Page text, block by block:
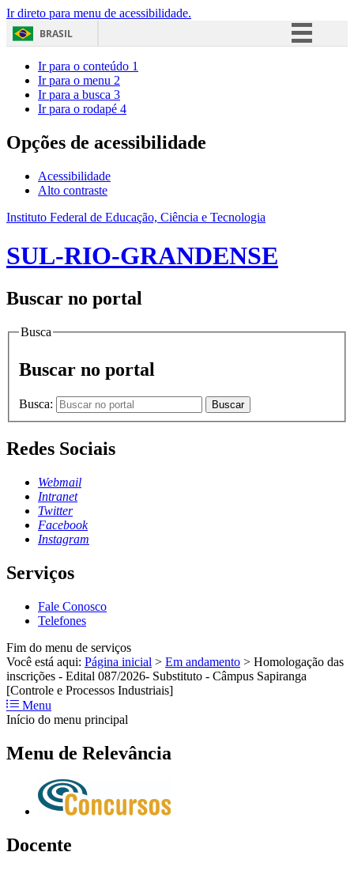
Ir direto para menu de acessibilidade.
BRASIL
Acesso à informação
Ir para o conteúdo 1
Ir para o menu 2
Ir para a busca 3
Ir para o rodapé 4
Opções de acessibilidade
Acessibilidade
Alto contraste
Instituto Federal de Educação, Ciência e Tecnologia
SUL-RIO-GRANDENSE
Buscar no portal
Busca
Buscar no portal
Busca: Buscar
Redes Sociais
Webmail
Intranet
Twitter
Facebook
Instagram
Serviços
Fale Conosco
Telefones
Fim do menu de serviços
Você está aqui: Página inicial > Em andamento > Homologação das
inscrições - Edital 087/2026- Substituto - Câmpus Sapiranga
[Controle e Processos Industriais]
Menu
Início do menu principal
Menu de Relevância
Docente